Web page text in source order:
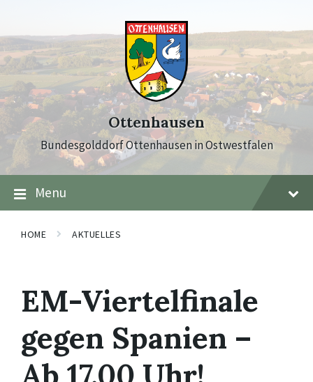
content
main
navigation
footer
Ottenhausen
Bundesgolddorf Ottenhausen in Ostwestfalen
Menu
HOME AKTUELLES
EM-Viertelfinale
gegen Spanien –